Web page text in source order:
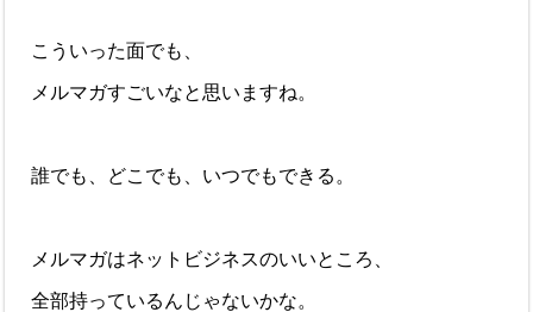
こういった面でも、
メルマガすごいなと思いますね。
誰でも、どこでも、いつでもできる。
メルマガはネットビジネスのいいところ、
全部持っているんじゃないかな。